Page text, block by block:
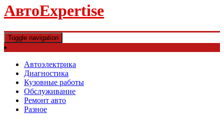
АвтоExpertise
Toggle navigation
Автоэлектрика
Диагностика
Кузовные работы
Обслуживание
Ремонт авто
Разное